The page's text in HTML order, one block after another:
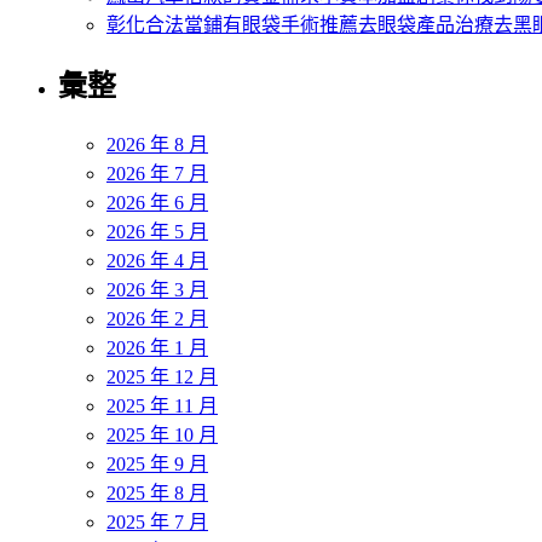
彰化合法當鋪有眼袋手術推薦去眼袋產品治療去黑
彙整
2026 年 8 月
2026 年 7 月
2026 年 6 月
2026 年 5 月
2026 年 4 月
2026 年 3 月
2026 年 2 月
2026 年 1 月
2025 年 12 月
2025 年 11 月
2025 年 10 月
2025 年 9 月
2025 年 8 月
2025 年 7 月